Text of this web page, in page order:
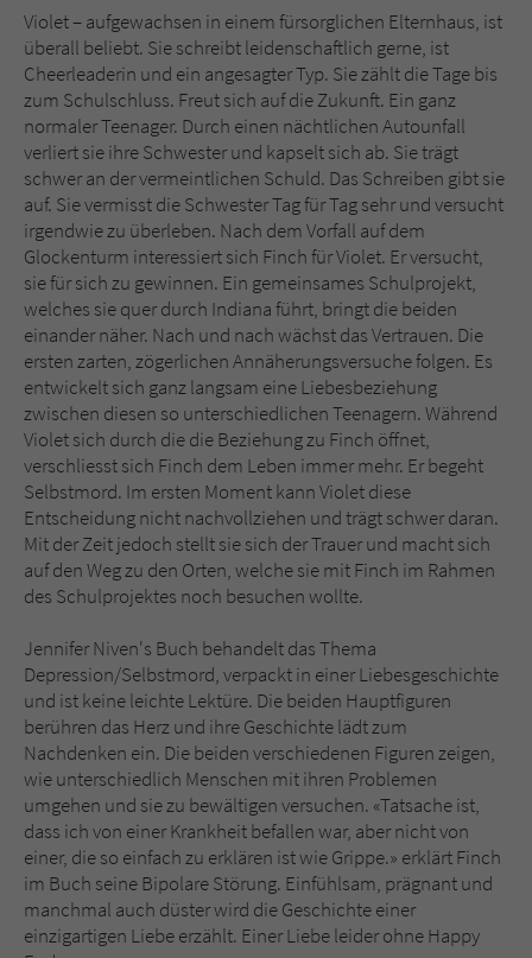
Violet – aufgewachsen in einem fürsorglichen Elternhaus, ist
überall beliebt. Sie schreibt leidenschaftlich gerne, ist
Cheerleaderin und ein angesagter Typ. Sie zählt die Tage bis
zum Schulschluss. Freut sich auf die Zukunft. Ein ganz
normaler Teenager. Durch einen nächtlichen Autounfall
verliert sie ihre Schwester und kapselt sich ab. Sie trägt
schwer an der vermeintlichen Schuld. Das Schreiben gibt sie
auf. Sie vermisst die Schwester Tag für Tag sehr und versucht
irgendwie zu überleben. Nach dem Vorfall auf dem
Glockenturm interessiert sich Finch für Violet. Er versucht,
sie für sich zu gewinnen. Ein gemeinsames Schulprojekt,
welches sie quer durch Indiana führt, bringt die beiden
einander näher. Nach und nach wächst das Vertrauen. Die
ersten zarten, zögerlichen Annäherungsversuche folgen. Es
entwickelt sich ganz langsam eine Liebesbeziehung
zwischen diesen so unterschiedlichen Teenagern. Während
Violet sich durch die die Beziehung zu Finch öffnet,
verschliesst sich Finch dem Leben immer mehr. Er begeht
Selbstmord. Im ersten Moment kann Violet diese
Entscheidung nicht nachvollziehen und trägt schwer daran.
Mit der Zeit jedoch stellt sie sich der Trauer und macht sich
auf den Weg zu den Orten, welche sie mit Finch im Rahmen
des Schulprojektes noch besuchen wollte.
Jennifer Niven's Buch behandelt das Thema
Depression/Selbstmord, verpackt in einer Liebesgeschichte
und ist keine leichte Lektüre. Die beiden Hauptfiguren
berühren das Herz und ihre Geschichte lädt zum
Nachdenken ein. Die beiden verschiedenen Figuren zeigen,
wie unterschiedlich Menschen mit ihren Problemen
umgehen und sie zu bewältigen versuchen. «Tatsache ist,
dass ich von einer Krankheit befallen war, aber nicht von
einer, die so einfach zu erklären ist wie Grippe.» erklärt Finch
im Buch seine Bipolare Störung. Einfühlsam, prägnant und
manchmal auch düster wird die Geschichte einer
einzigartigen Liebe erzählt. Einer Liebe leider ohne Happy